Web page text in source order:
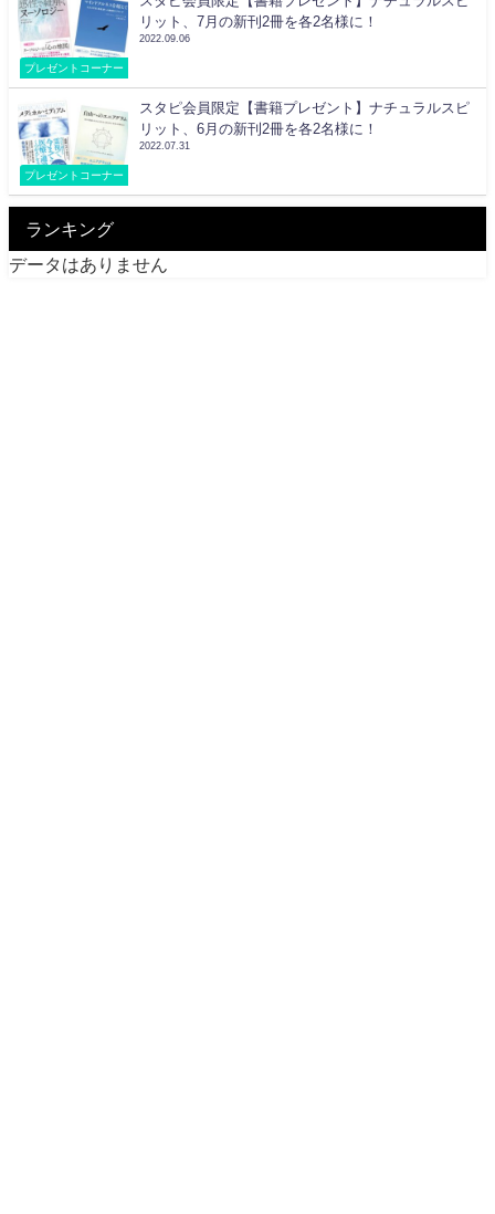
プレゼントコーナー
リット、7月の新刊2冊を各2名様に！
2022.09.06
プレゼントコーナー
スタピ会員限定【書籍プレゼント】ナチュラルスピ
リット、6月の新刊2冊を各2名様に！
2022.07.31
ランキング
データはありません